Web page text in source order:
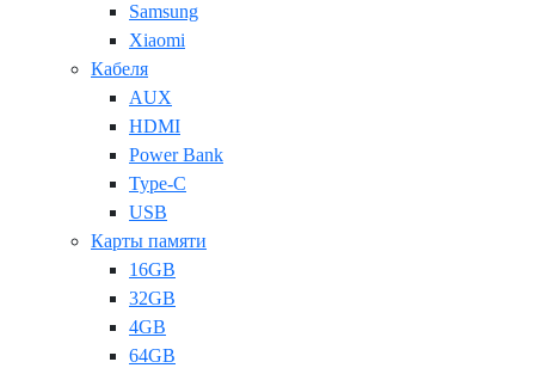
Samsung
Xiaomi
Кабеля
AUX
HDMI
Power Bank
Type-C
USB
Карты памяти
16GB
32GB
4GB
64GB